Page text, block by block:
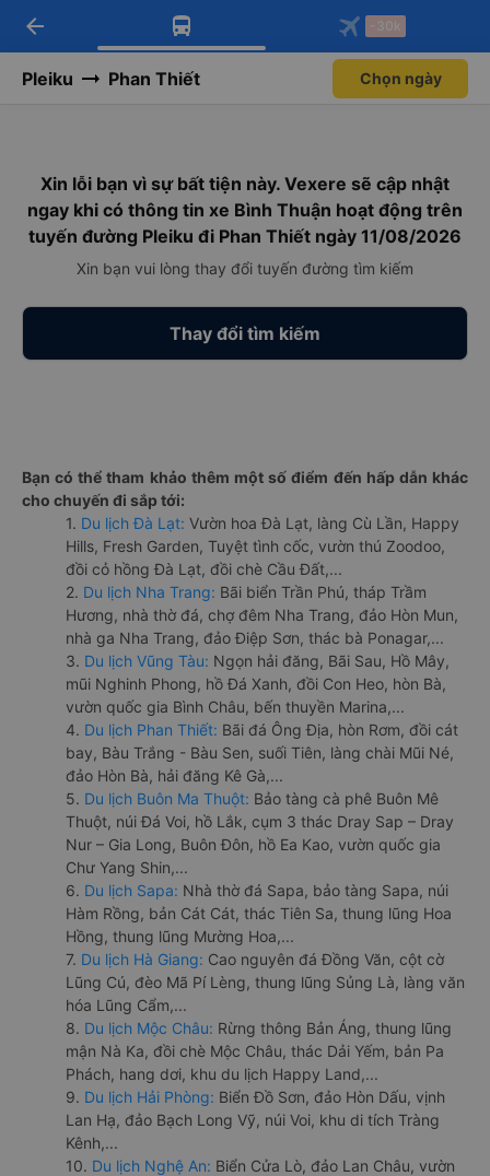
Tải app Vexere ngay!
Nhận ưu đãi thành viên độc
Mở app
Tải app Vexere
-30k/ghế khi đặt vé máy bay qua
Mở app
arrow_back -30k
Pleiku Phan Thiết Chọn ngày
Xin lỗi bạn vì sự bất tiện này. Vexere sẽ cập nhật
ngay khi có thông tin xe Bình Thuận hoạt động trên
tuyến đường Pleiku đi Phan Thiết ngày 11/08/2026
Xin bạn vui lòng thay đổi tuyến đường tìm kiếm
Thay đổi tìm kiếm
Bạn có thể tham khảo thêm một số điểm đến hấp dẫn khác
cho chuyến đi sắp tới:
1. Du lịch Đà Lạt: Vườn hoa Đà Lạt, làng Cù Lần, Happy
Hills, Fresh Garden, Tuyệt tình cốc, vườn thú Zoodoo,
đồi cỏ hồng Đà Lạt, đồi chè Cầu Đất,...
2. Du lịch Nha Trang: Bãi biển Trần Phú, tháp Trầm
Hương, nhà thờ đá, chợ đêm Nha Trang, đảo Hòn Mun,
nhà ga Nha Trang, đảo Điệp Sơn, thác bà Ponagar,...
3. Du lịch Vũng Tàu: Ngọn hải đăng, Bãi Sau, Hồ Mây,
mũi Nghinh Phong, hồ Đá Xanh, đồi Con Heo, hòn Bà,
vườn quốc gia Bình Châu, bến thuyền Marina,...
4. Du lịch Phan Thiết: Bãi đá Ông Địa, hòn Rơm, đồi cát
bay, Bàu Trắng - Bàu Sen, suối Tiên, làng chài Mũi Né,
đảo Hòn Bà, hải đăng Kê Gà,...
5. Du lịch Buôn Ma Thuột: Bảo tàng cà phê Buôn Mê
Thuột, núi Đá Voi, hồ Lắk, cụm 3 thác Dray Sap – Dray
Nur – Gia Long, Buôn Đôn, hồ Ea Kao, vườn quốc gia
Chư Yang Shin,...
6. Du lịch Sapa: Nhà thờ đá Sapa, bảo tàng Sapa, núi
Hàm Rồng, bản Cát Cát, thác Tiên Sa, thung lũng Hoa
Hồng, thung lũng Mường Hoa,...
7. Du lịch Hà Giang: Cao nguyên đá Đồng Văn, cột cờ
Lũng Cú, đèo Mã Pí Lèng, thung lũng Sủng Là, làng văn
hóa Lũng Cẩm,...
8. Du lịch Mộc Châu: Rừng thông Bản Áng, thung lũng
mận Nà Ka, đồi chè Mộc Châu, thác Dải Yếm, bản Pa
Phách, hang dơi, khu du lịch Happy Land,...
9. Du lịch Hải Phòng: Biển Đồ Sơn, đảo Hòn Dấu, vịnh
Lan Hạ, đảo Bạch Long Vỹ, núi Voi, khu di tích Tràng
Kênh,...
10. Du lịch Nghệ An: Biển Cửa Lò, đảo Lan Châu, vườn